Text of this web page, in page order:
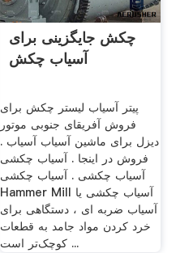
چکش جایگزینی برای
آسیاب چکش
پیتر آسیاب لیستر چکش برای
فروش آفریقای جنوبی موتور
دیزل برای ماشین آسیاب آسیاب .
فروش در اینجا . آسیاب چکشی
آسیاب چکشی . آسیاب چکشی
Hammer Mill آسیاب چکشی یا
آسیاب ضربه ای ، دستگاهی برای
خرد کردن مواد جامد به قطعات
کوچک‌تر است ...